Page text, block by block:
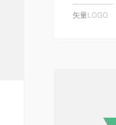
矢量LOGO